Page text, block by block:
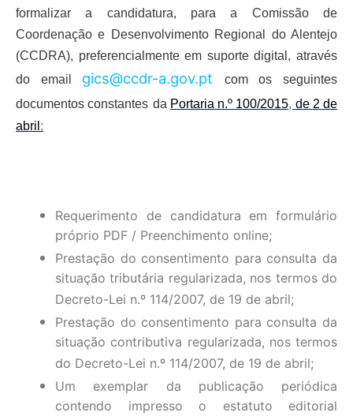
formalizar a candidatura, para a Comissão de
Coordenação e Desenvolvimento Regional do Alentejo
(CCDRA), preferencialmente em suporte digital, através
do email gics@ccdr-a.gov.pt
com os seguintes
documentosconstantes da Portaria n.º 100/2015, de 2 de
abril :
Requerimento de candidatura em formulário
próprio PDF / Preenchimento online;
Prestação do consentimento para consulta da
situação tributária regularizada, nos termos do
Decreto-Lei n.º 114/2007, de 19 de abril;
Prestação do consentimento para consulta da
situação contributiva regularizada, nos termos
do Decreto-Lei n.º 114/2007, de 19 de abril;
Um exemplar da publicação periódica
contendo impresso o estatuto editorial